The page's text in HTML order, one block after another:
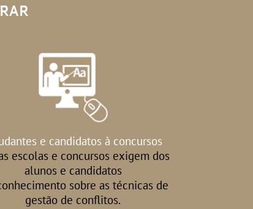
e candidatos à concursos
escolas e concursos exigem dos
alunos e candidatos
sobre as técnicas de
gestão de conflitos.